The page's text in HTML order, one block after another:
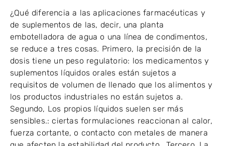
¿Qué diferencia a las aplicaciones farmacéuticas y
de suplementos de las, decir, una planta
embotelladora de agua o una línea de condimentos,
se reduce a tres cosas. Primero, la precisión de la
dosis tiene un peso regulatorio: los medicamentos y
suplementos líquidos orales están sujetos a
requisitos de volumen de llenado que los alimentos y
los productos industriales no están sujetos a.
Segundo, Los propios líquidos suelen ser más
sensibles.: ciertas formulaciones reaccionan al calor,
fuerza cortante, o contacto con metales de manera